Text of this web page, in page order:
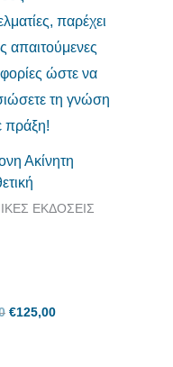
Ακίνητη
ΕΚΔΟΣΕΙΣ
€125,00